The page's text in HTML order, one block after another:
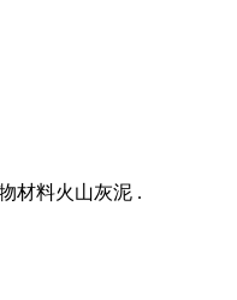
材料火山灰泥 .